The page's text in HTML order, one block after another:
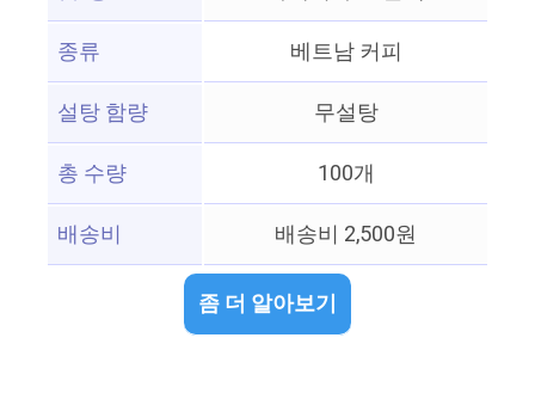
종류
베트남 커피
설탕 함량
무설탕
총 수량
100개
배송비
배송비 2,500원
좀 더 알아보기